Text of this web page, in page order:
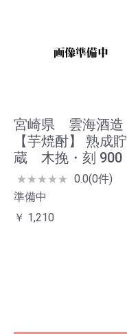
宮崎県 雲海酒造
【芋焼酎】 熟成貯
蔵 木挽・刻 900
★★★★★ 0.0(0件)
準備中
￥ 1,210